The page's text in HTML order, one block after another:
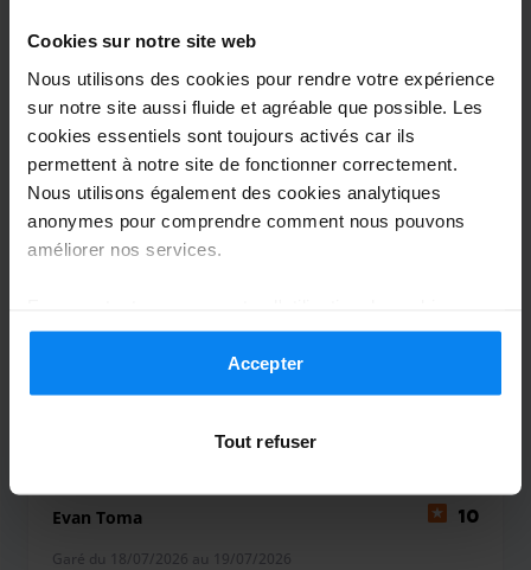
Cookies sur notre site web
Nous utilisons des cookies pour rendre votre expérience
sur notre site aussi fluide et agréable que possible. Les
cookies essentiels sont toujours activés car ils
permettent à notre site de fonctionner correctement.
Nous utilisons également des cookies analytiques
anonymes pour comprendre comment nous pouvons
améliorer nos services.
conformément aux règles en vigueur dans votre pays,
mais vous pouvez modifier vos paramètres à tout
moment. Pour plus de détails, consultez notrePolitique
Accepter
Tout refuser
Couvert
Garé du 21/07/2026 au 30/07/2026
Alles bestens gelaufen, wir kommen gerne
Evan Toma 10
Garé du 18/07/2026 au 19/07/2026